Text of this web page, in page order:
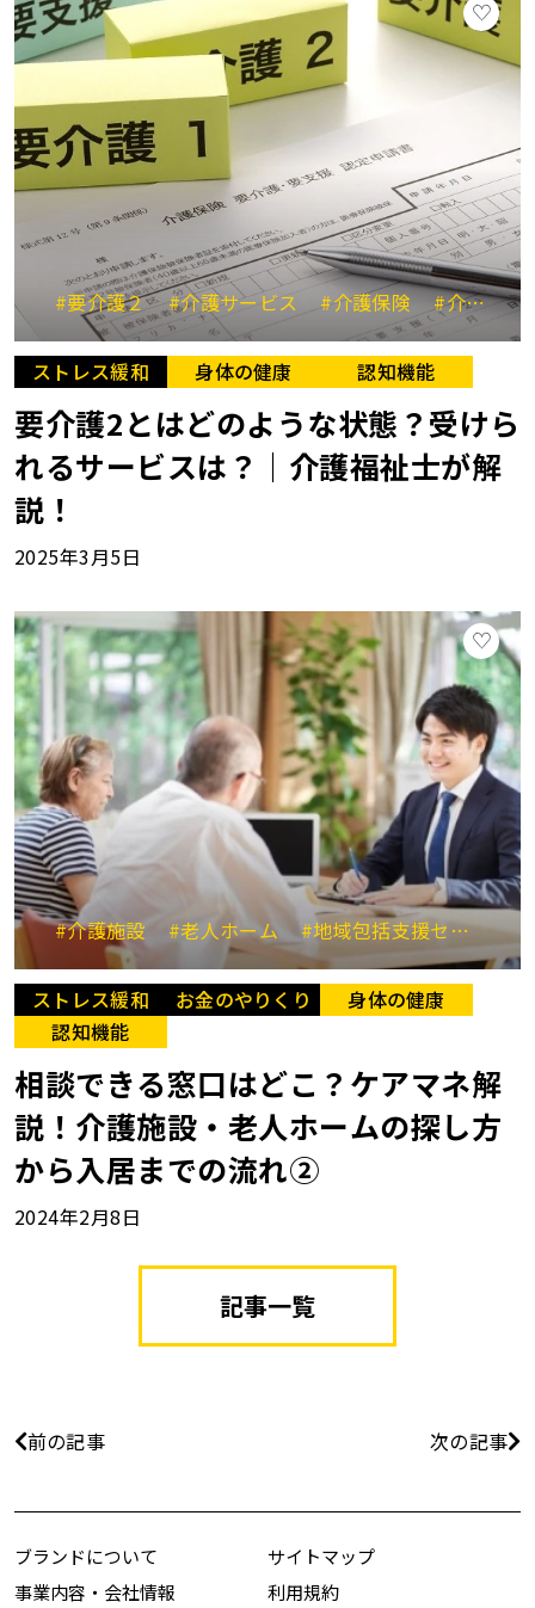
#要介護２ #介護サービス #介護保険 #介護費用
ストレス緩和 身体の健康 認知機能
要介護2とはどのような状態？受けら
れるサービスは？｜介護福祉士が解
説！
2025年3月5日
#介護施設 #老人ホーム #地域包括支援センター
ストレス緩和 お金のやりくり
身体の健康
認知機能
相談できる窓口はどこ？ケアマネ解
説！介護施設・老人ホームの探し方
から入居までの流れ②
2024年2月8日
記事一覧
前の記事 次の記事
ブランドについて
事業内容・会社情報
サイトマップ
利用規約